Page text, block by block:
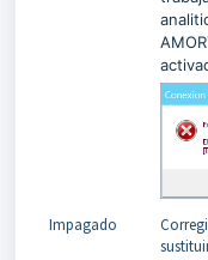
Impagado